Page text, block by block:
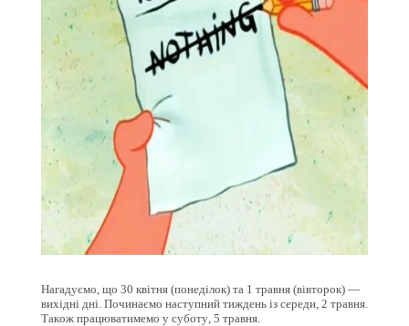
Нагадуємо, що 30 квітня (понеділок) та 1 травня (вівторок) —
вихідні дні. Починаємо наступний тиждень із середи, 2 травня.
Також працюватимемо у суботу, 5 травня.